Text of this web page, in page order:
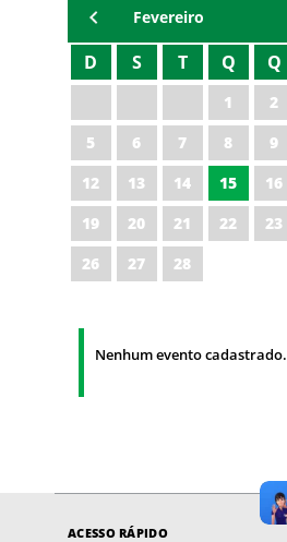
Fevereiro
D S T Q Q
1 2
5
6 7 8 9
12
13 14 15 16
19
20 21 22 23
26
27 28
Nenhum evento cadastrado.
ACESSO RÁPIDO